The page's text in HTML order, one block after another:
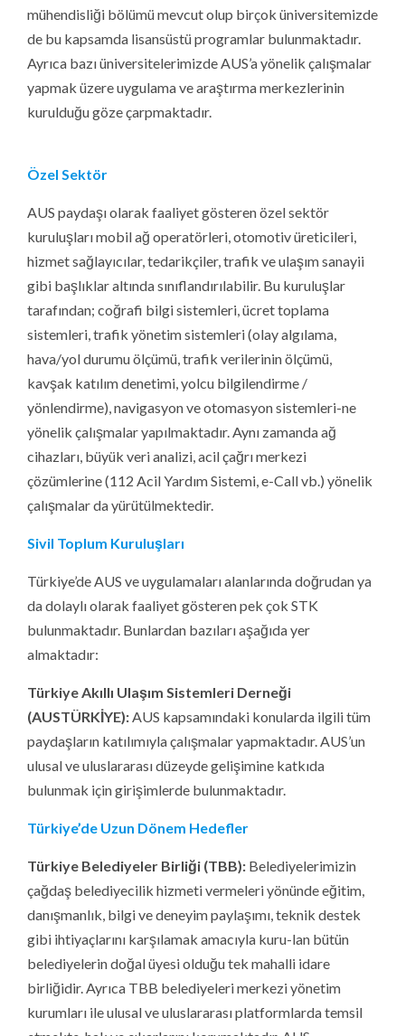
mühendisliği bölümü mevcut olup birçok üniversitemizde
de bu kapsamda lisansüstü programlar bulunmaktadır.
Ayrıca bazı üniversitelerimizde AUS’a yönelik çalışmalar
yapmak üzere uygulama ve araştırma merkezlerinin
kurulduğu göze çarpmaktadır.
Özel Sektör
AUS paydaşı olarak faaliyet gösteren özel sektör
kuruluşları mobil ağ operatörleri, otomotiv üreticileri,
hizmet sağlayıcılar, tedarikçiler, trafik ve ulaşım sanayii
gibi başlıklar altında sınıflandırılabilir. Bu kuruluşlar
tarafından; coğrafi bilgi sistemleri, ücret toplama
sistemleri, trafik yönetim sistemleri (olay algılama,
hava/yol durumu ölçümü, trafik verilerinin ölçümü,
kavşak katılım denetimi, yolcu bilgilendirme /
yönlendirme), navigasyon ve otomasyon sistemleri-ne
yönelik çalışmalar yapılmaktadır. Aynı zamanda ağ
cihazları, büyük veri analizi, acil çağrı merkezi
çözümlerine (112 Acil Yardım Sistemi, e-Call vb.) yönelik
çalışmalar da yürütülmektedir.
Sivil Toplum Kuruluşları
Türkiye’de AUS ve uygulamaları alanlarında doğrudan ya
da dolaylı olarak faaliyet gösteren pek çok STK
bulunmaktadır. Bunlardan bazıları aşağıda yer
almaktadır:
Türkiye Akıllı Ulaşım Sistemleri Derneği
(AUSTÜRKİYE): AUS kapsamındaki konularda ilgili tüm
paydaşların katılımıyla çalışmalar yapmaktadır. AUS’un
ulusal ve uluslararası düzeyde gelişimine katkıda
bulunmak için girişimlerde bulunmaktadır.
Türkiye’de Uzun Dönem Hedefler
Türkiye Belediyeler Birliği (TBB): Belediyelerimizin
çağdaş belediyecilik hizmeti vermeleri yönünde eğitim,
danışmanlık, bilgi ve deneyim paylaşımı, teknik destek
gibi ihtiyaçlarını karşılamak amacıyla kuru-lan bütün
belediyelerin doğal üyesi olduğu tek mahalli idare
birliğidir. Ayrıca TBB belediyeleri merkezi yönetim
kurumları ile ulusal ve uluslararası platformlarda temsil